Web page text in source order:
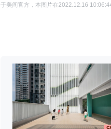
于美间官方 ，本图片在2022.12.16